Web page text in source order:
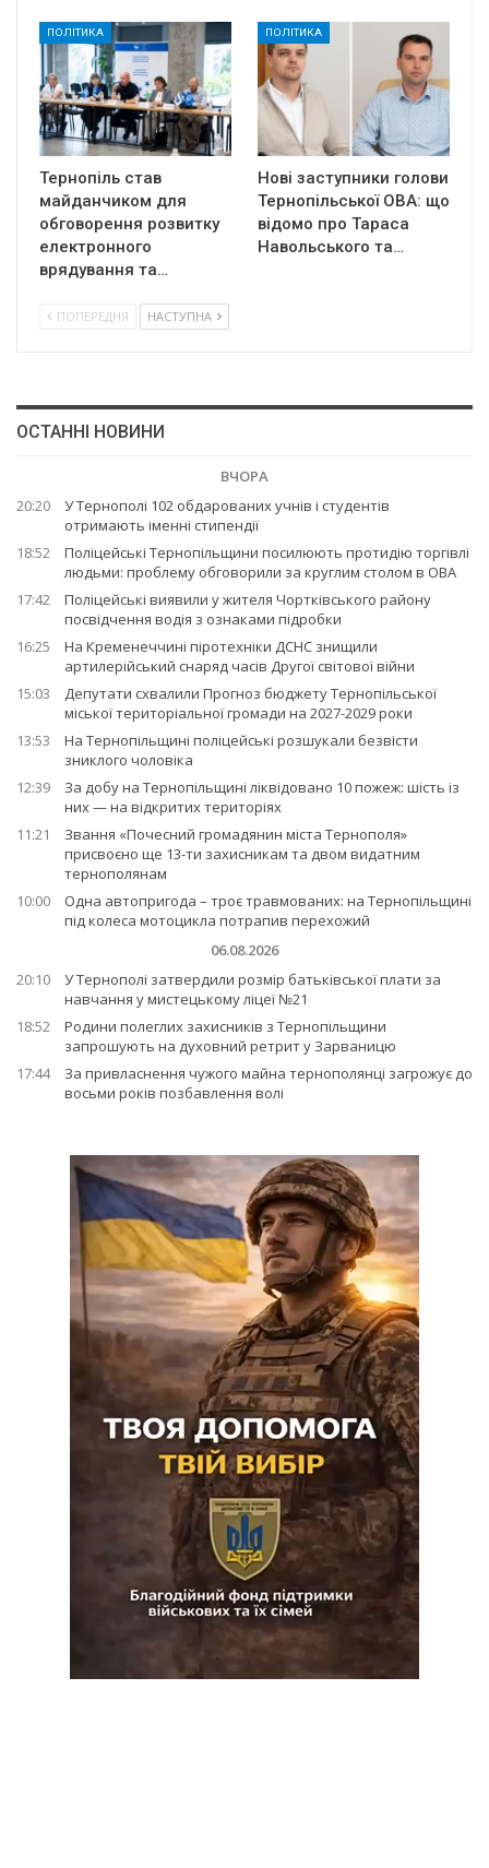
ПОЛІТИКА
Тернопіль став
майданчиком для
обговорення розвитку
електронного
врядування та…
ПОЛІТИКА
Нові заступники голови
Тернопільської ОВА: що
відомо про Тараса
Навольського та…
ПОПЕРЕДНЯ НАСТУПНА
ОСТАННІ НОВИНИ
ВЧОРА
20:20
У Тернополі 102 обдарованих учнів і студентів
отримають іменні стипендії
18:52
Поліцейські Тернопільщини посилюють протидію торгівлі
людьми: проблему обговорили за круглим столом в ОВА
17:42
Поліцейські виявили у жителя Чортківського району
посвідчення водія з ознаками підробки
16:25
На Кременеччині піротехніки ДСНС знищили
артилерійський снаряд часів Другої світової війни
15:03
Депутати схвалили Прогноз бюджету Тернопільської
міської територіальної громади на 2027-2029 роки
13:53
На Тернопільщині поліцейські розшукали безвісти
зниклого чоловіка
12:39
За добу на Тернопільщині ліквідовано 10 пожеж: шість із
них — на відкритих територіях
11:21
Звання «Почесний громадянин міста Тернополя»
присвоєно ще 13-ти захисникам та двом видатним
тернополянам
10:00
Одна автопригода – троє травмованих: на Тернопільщині
під колеса мотоцикла потрапив перехожий
06.08.2026
20:10
У Тернополі затвердили розмір батьківської плати за
навчання у мистецькому ліцеї №21
18:52
Родини полеглих захисників з Тернопільщини
запрошують на духовний ретрит у Зарваницю
17:44
За привласнення чужого майна тернополянці загрожує до
восьми років позбавлення волі